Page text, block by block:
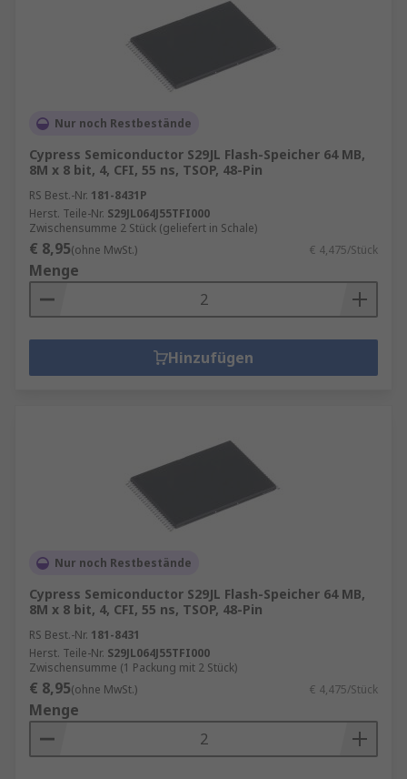
Nur noch Restbestände
Cypress Semiconductor S29JL Flash-Speicher 64 MB,
8M x 8 bit, 4, CFI, 55 ns, TSOP, 48-Pin
RS Best.-Nr. 181-8431P
Herst. Teile-Nr. S29JL064J55TFI000
Zwischensumme 2 Stück (geliefert in Schale)
€ 8,95(ohne MwSt.) € 4,475/Stück
Menge
Hinzufügen
Nur noch Restbestände
Cypress Semiconductor S29JL Flash-Speicher 64 MB,
8M x 8 bit, 4, CFI, 55 ns, TSOP, 48-Pin
RS Best.-Nr. 181-8431
Herst. Teile-Nr. S29JL064J55TFI000
Zwischensumme (1 Packung mit 2 Stück)
€ 8,95(ohne MwSt.) € 4,475/Stück
Menge